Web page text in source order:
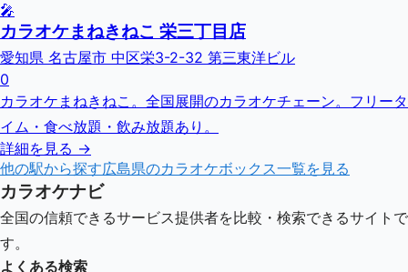
🎤
カラオケまねきねこ 栄三丁目店
愛知県 名古屋市 中区栄3-2-32 第三東洋ビル
0
カラオケまねきねこ。全国展開のカラオケチェーン。フリータ
イム・食べ放題・飲み放題あり。
詳細を見る →
他の駅から探す広島県のカラオケボックス一覧を見る
カラオケナビ
全国の信頼できるサービス提供者を比較・検索できるサイトで
す。
よくある検索